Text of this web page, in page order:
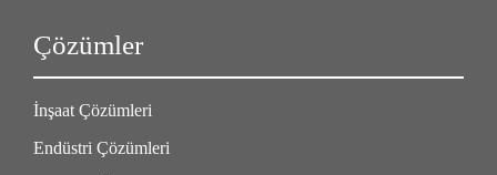
Çözümler
İnşaat Çözümleri
Endüstri Çözümleri